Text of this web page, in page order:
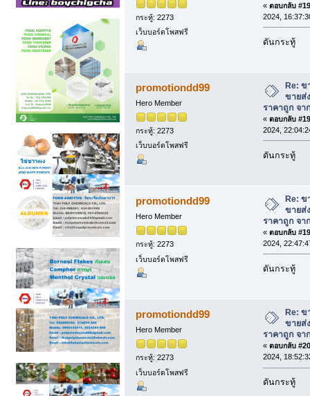
กระทู้: 2273
เว็บบอร์ดโพสฟรี
« ตอบกลับ
2024,
ดันกระทู้
promotiondd99
Hero Member
กระทู้: 2273
เว็บบอร์ดโพสฟรี
Re: ข
ขายส่
ราคาถูก จา
« ตอบกลับ
2024,
ดันกระทู้
promotiondd99
Hero Member
กระทู้: 2273
เว็บบอร์ดโพสฟรี
Re: ข
ขายส่
ราคาถูก จา
« ตอบกลับ
2024,
ดันกระทู้
promotiondd99
Hero Member
กระทู้: 2273
เว็บบอร์ดโพสฟรี
Re: ข
ขายส่
ราคาถูก จา
« ตอบกลับ
2024,
ดันกระทู้